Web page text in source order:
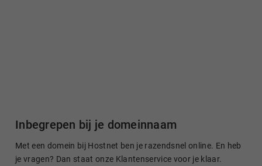
Inbegrepen bij je domeinnaam
Met een domein bij Hostnet ben je razendsnel online. En heb
je vragen? Dan staat onze Klantenservice voor je klaar.